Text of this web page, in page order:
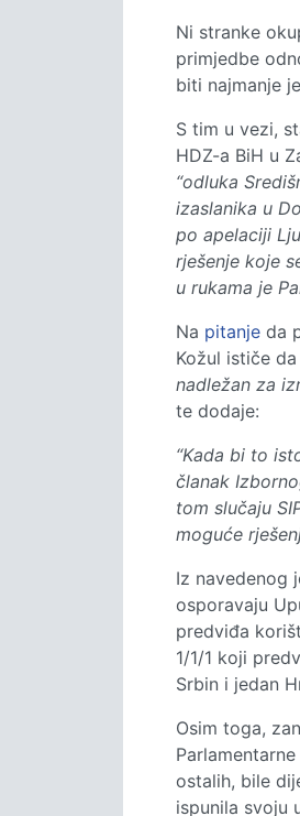
Ni stranke
primjedbe
biti najmanje
S tim u vezi,
HDZ-a BiH u
“odluka
izaslanika u
po apelaciji
rješenje koje
u rukama je
Na pitanje da
Kožul ističe
nadležan za
te dodaje:
“Kada bi to
članak
tom slučaju
moguće
Iz navedenog
osporavaju
predviđa
1/1/1 koji
Srbin i jedan
Osim toga,
ostalih, bile
ispunila svoju